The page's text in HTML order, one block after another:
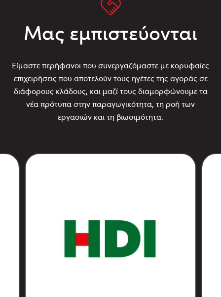
Μας εμπιστεύονται
Είμαστε περήφανοι που συνεργαζόμαστε με κορυφαίες
επιχειρήσεις που αποτελούν τους ηγέτες της αγοράς σε
διάφορους κλάδους, και μαζί τους διαμορφώνουμε τα
νέα πρότυπα στην παραγωγικότητα, τη ροή των
εργασιών και τη βιωσιμότητα.